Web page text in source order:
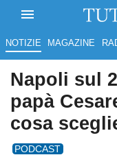
NOTIZIE MAGAZINE
Napoli sul
papà
cosa
PODCAST